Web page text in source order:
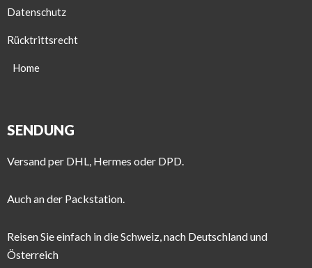
Datenschutz
Rücktrittsrecht
Home
SENDUNG
Versand per DHL, Hermes oder DPD.
Auch an der Packstation.
Reisen Sie einfach in die Schweiz, nach Deutschland und
Österreich